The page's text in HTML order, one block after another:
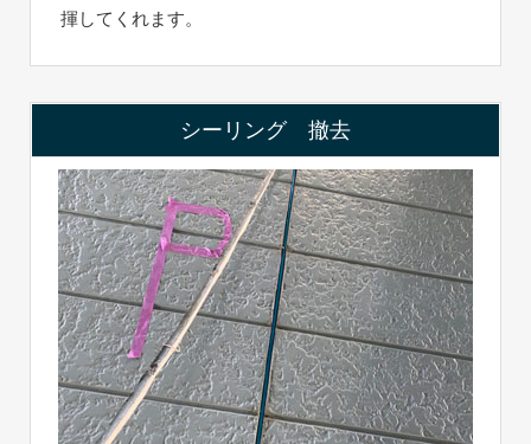
揮してくれます。
シーリング 撤去